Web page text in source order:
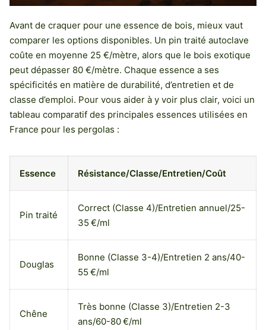
Avant de craquer pour une essence de bois, mieux vaut
comparer les options disponibles. Un pin traité autoclave
coûte en moyenne 25 €/mètre, alors que le bois exotique
peut dépasser 80 €/mètre. Chaque essence a ses
spécificités en matière de durabilité, d’entretien et de
classe d’emploi. Pour vous aider à y voir plus clair, voici un
tableau comparatif des principales essences utilisées en
France pour les pergolas :
Essence Résistance/Classe/Entretien/Coût
Pin traité
Correct (Classe 4)/Entretien annuel/25-
35 €/ml
Douglas
Bonne (Classe 3-4)/Entretien 2 ans/40-
55 €/ml
Chêne
Très bonne (Classe 3)/Entretien 2-3
ans/60-80 €/ml